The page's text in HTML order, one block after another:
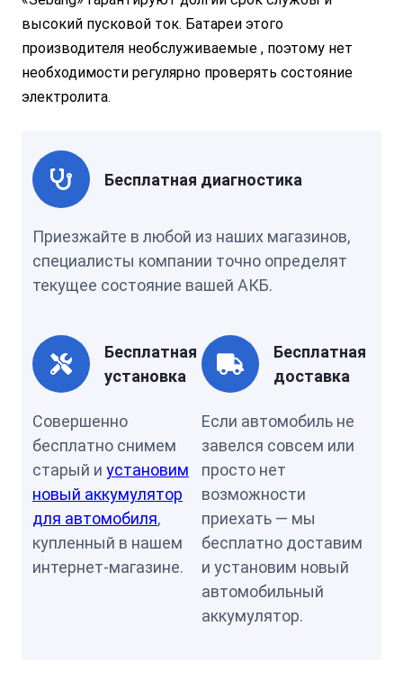
высокий пусковой ток. Батареи этого
производителя необслуживаемые , поэтому нет
необходимости регулярно проверять состояние
электролита.
Бесплатная диагностика
Приезжайте в любой из наших магазинов,
специалисты компании точно определят
текущее состояние вашей АКБ.
Бесплатная
установка
Совершенно
бесплатно снимем
старый и установим
новый аккумулятор
для автомобиля,
купленный в нашем
интернет-магазине.
Бесплатная
доставка
Если автомобиль не
завелся совсем или
просто нет
возможности
приехать — мы
бесплатно доставим
и установим новый
автомобильный
аккумулятор.